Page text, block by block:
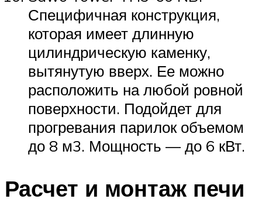
Специфичная конструкция,
которая имеет длинную
цилиндрическую каменку,
вытянутую вверх. Ее можно
расположить на любой ровной
поверхности. Подойдет для
прогревания парилок объемом
до 8 м3. Мощность — до 6 кВт.
Расчет и монтаж печи